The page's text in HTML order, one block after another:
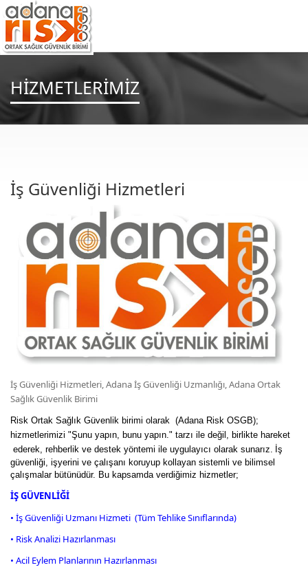
HİZMETLERİMİZ
İş Güvenliği Hizmetleri
İş Güvenliği Hizmetleri, Adana İş Güvenliği Uzmanlığı, Adana Ortak
Sağlık Güvenlik Birimi
Risk Ortak Sağlık Güvenlik birimi olarak (Adana Risk OSGB);
hizmetlerimizi "Şunu yapın, bunu yapın." tarzı ile değil, birlikte hareket
ederek, rehberlik ve destek yöntemi ile uygulayıcı olarak sunarız. İş
güvenliği, işyerini ve çalışanı koruyup kollayan sistemli ve bilimsel
çalışmalar bütünüdür. Bu kapsamda verdiğimiz hizmetler;
İŞ GÜVENLİĞİ
• İş Güvenliği Uzmanı Hizmeti (Tüm Tehlike Sınıflarında)
• Risk Analizi Hazırlanması
• Acil Eylem Planlarının Hazırlanması